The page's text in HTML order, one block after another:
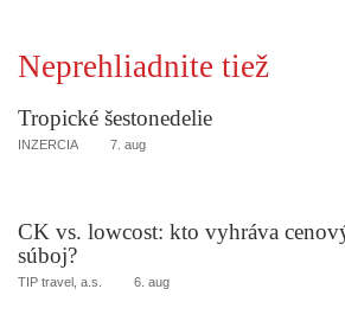
Neprehliadnite tiež
Tropické šestonedelie
INZERCIA 7. aug
CK vs. lowcost: kto vyhráva
súboj?
TIP travel, a.s. 6. aug